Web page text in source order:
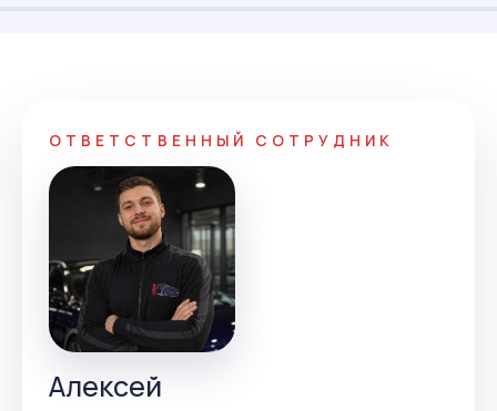
ОТВЕТСТВЕННЫЙ СОТРУДНИК
Алексей